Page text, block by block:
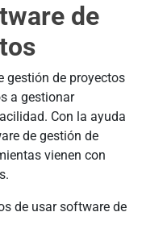
de
gestión de proyectos
a gestionar
Con la ayuda
de gestión de
vienen con
de usar software de